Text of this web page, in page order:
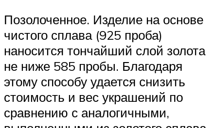
Позолоченное. Изделие на основе
чистого сплава (925 проба)
наносится тончайший слой золота
не ниже 585 пробы. Благодаря
этому способу удается снизить
стоимость и вес украшений по
сравнению с аналогичными,